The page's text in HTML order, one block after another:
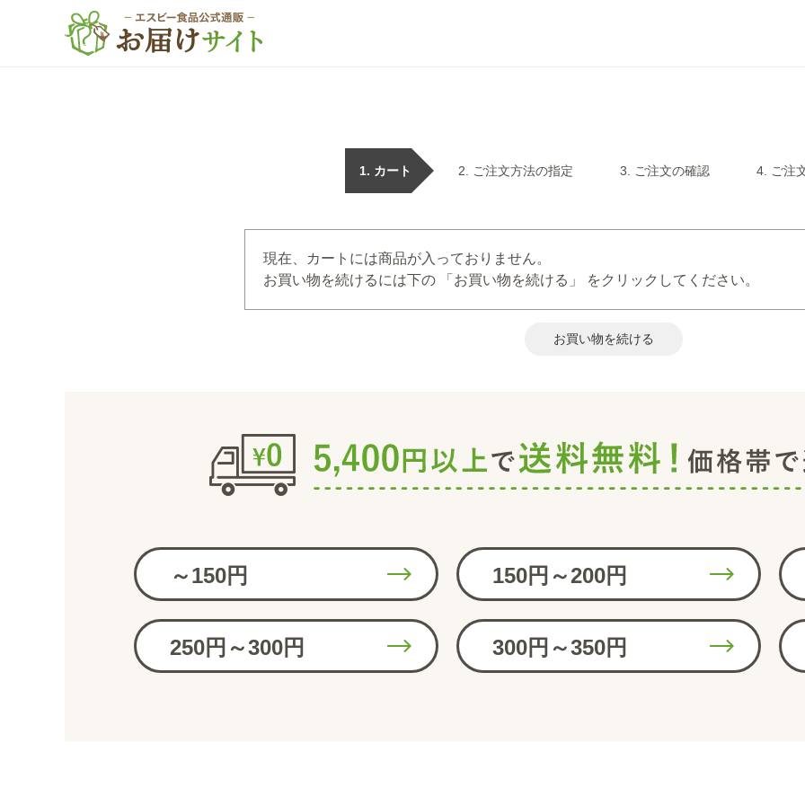
カート ご注文方法の指定 ご注文の確認 ご注
現在、カートには商品が入っておりません。
お買い物を続けるには下の 「お買い物を続ける」 をクリックしてください。
～150円 150円～200円
250円～300円 300円～350円